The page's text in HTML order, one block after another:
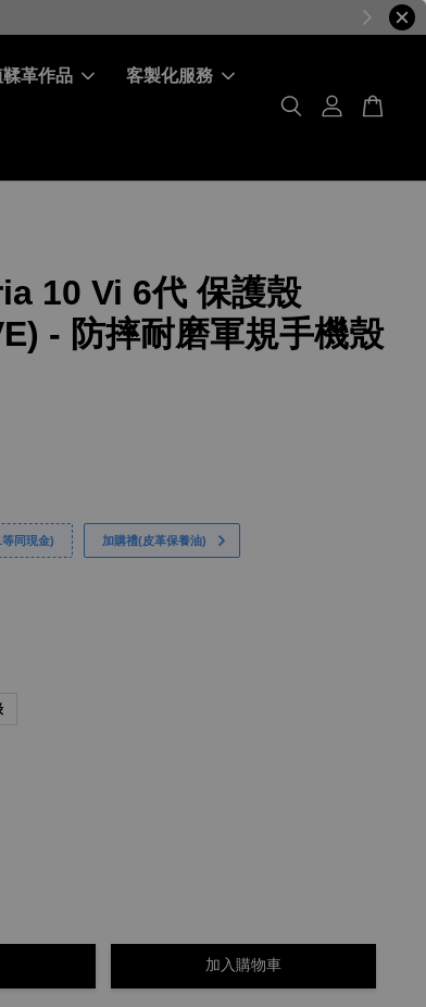
革作品 客製化服務
10 Vi 6代 保護殼
- 防摔耐磨軍規手機殼
同現金) 加購禮(皮革保養油)
加入購物車